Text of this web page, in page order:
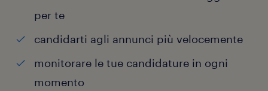
per te
candidarti agli annunci più velocemente
monitorare le tue candidature in ogni
momento